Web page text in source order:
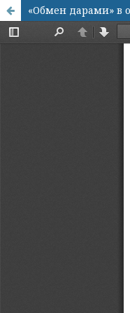
«Обмен дарами» в